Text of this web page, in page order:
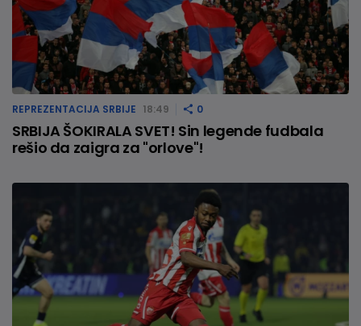
REPREZENTACIJA SRBIJE 18:49 0
SRBIJA ŠOKIRALA SVET! Sin legende fudbala
rešio da zaigra za "orlove"!